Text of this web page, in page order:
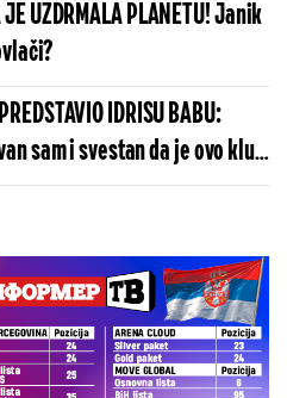
JE UZDRMALA PLANETU! Janik
IDRISU BABU:
sam i svestan da je ovo klub
istorijom"